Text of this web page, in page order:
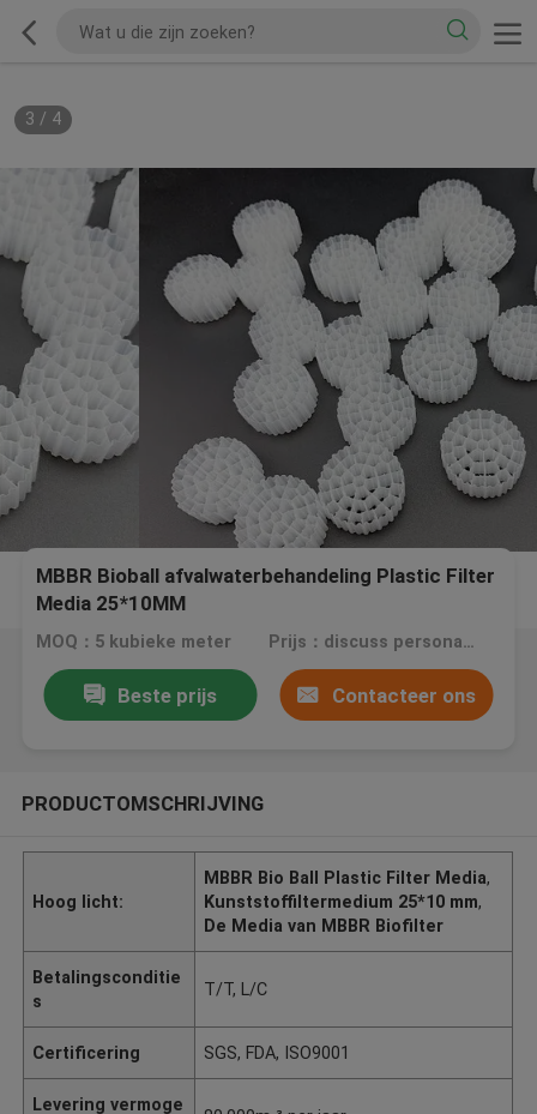
3 / 4
MBBR Bioball afvalwaterbehandeling Plastic Filter
Media 25*10MM
MOQ：5 kubieke meter Prijs：discuss personally
Beste prijs Contacteer ons
PRODUCTOMSCHRIJVING
Hoog licht:
MBBR Bio Ball Plastic Filter Media,
Kunststoffiltermedium 25*10 mm,
De Media van MBBR Biofilter
Betalingsconditie
s
T/T, L/C
Certificering SGS, FDA, ISO9001
Levering vermoge